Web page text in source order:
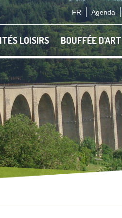
FR Agenda
LOISIRS BOUFFÉE D'ART